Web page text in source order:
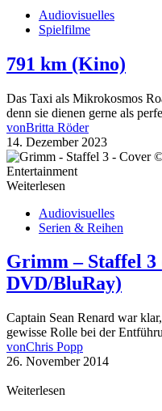
Audiovisuelles
Spielfilme
791 km (Kino)
Das Taxi als Mikrokosmos
denn sie dienen gerne als
vonBritta Röder
14. Dezember 2023
Weiterlesen
Audiovisuelles
Serien & Reihen
Grimm – Staffel 3
DVD/BluRay)
Captain Sean Renard war
gewisse Rolle bei der
vonChris Popp
26. November 2014
Weiterlesen